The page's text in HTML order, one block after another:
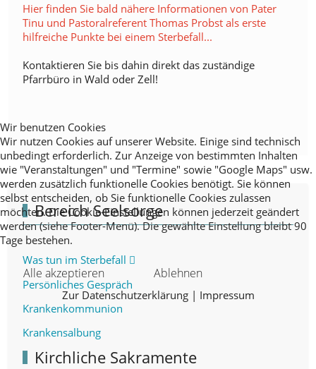
Hier finden Sie bald nähere Informationen von Pater
Tinu und Pastoralreferent Thomas Probst als erste
hilfreiche Punkte bei einem Sterbefall...
Kontaktieren Sie bis dahin direkt das zuständige
Pfarrbüro in Wald oder Zell!
Bereich Seelsorge
Was tun im Sterbefall
Persönliches Gespräch
Krankenkommunion
Krankensalbung
Kirchliche Sakramente
Wir benutzen Cookies
Wir nutzen Cookies auf unserer Website. Einige sind technisch
unbedingt erforderlich. Zur Anzeige von bestimmten Inhalten
wie "Veranstaltungen" und "Termine" sowie "Google Maps" usw.
werden zusätzlich funktionelle Cookies benötigt. Sie können
selbst entscheiden, ob Sie funktionelle Cookies zulassen
möchten. Die Cookie-Einstellungen können jederzeit geändert
werden (siehe Footer-Menü). Die gewählte Einstellung bleibt 90
Tage bestehen.
Alle akzeptieren Ablehnen
Zur Datenschutzerklärung| Impressum